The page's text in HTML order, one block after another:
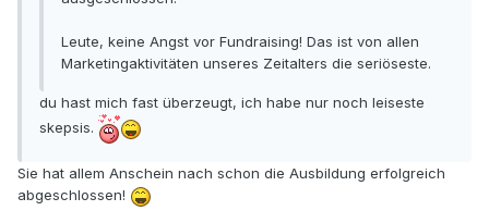
Leute, keine Angst vor Fundraising! Das ist von allen
Marketingaktivitäten unseres Zeitalters die seriöseste.
du hast mich fast überzeugt, ich habe nur noch leiseste
skepsis.
Sie hat allem Anschein nach schon die Ausbildung erfolgreich
abgeschlossen!